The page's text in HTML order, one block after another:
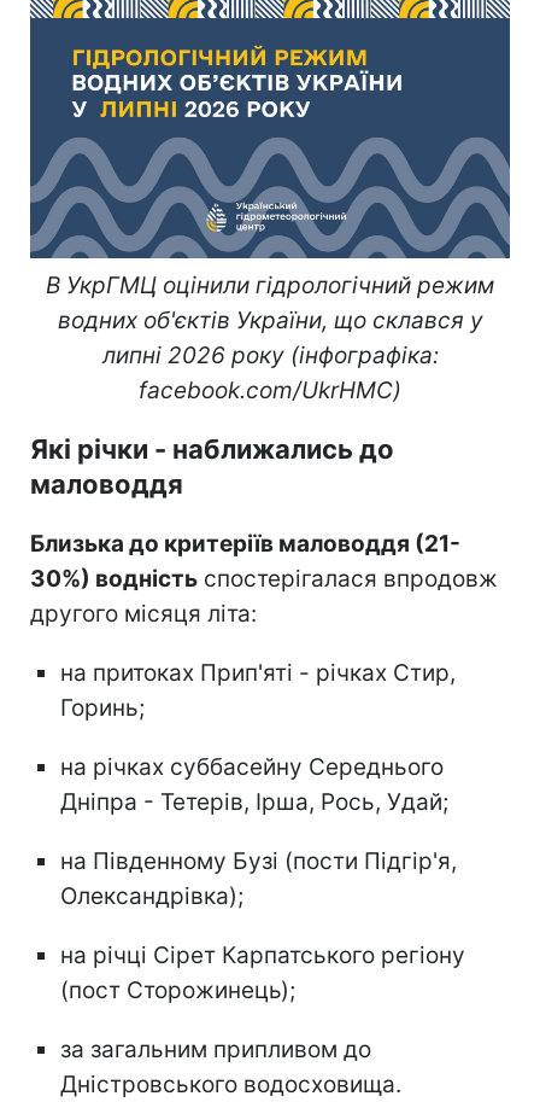
В УкрГМЦ оцінили гідрологічний режим
водних об'єктів України, що склався у
липні 2026 року (інфографіка:
facebook.com/UkrHMC)
Які річки - наближались до
маловоддя
Близька до критеріїв маловоддя (21-
30%) водність спостерігалася впродовж
другого місяця літа:
на притоках Прип'яті - річках Стир,
Горинь;
на річках суббасейну Середнього
Дніпра - Тетерів, Ірша, Рось, Удай;
на Південному Бузі (пости Підгір'я,
Олександрівка);
на річці Сірет Карпатського регіону
(пост Сторожинець);
за загальним припливом до
Дністровського водосховища.